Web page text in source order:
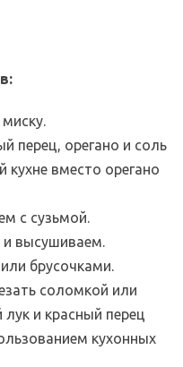
перец, орегано и соль
кухне вместо орегано
с сузьмой.
высушиваем.
брусочками.
соломкой или
и красный перец
кухонных